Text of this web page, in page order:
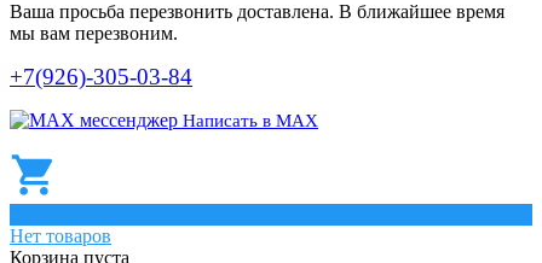
Ваша просьба перезвонить доставлена. В ближайшее время
мы вам перезвоним.
+7(926)-305-03-84
Написать в МАХ
Нет товаров
Корзина пуста